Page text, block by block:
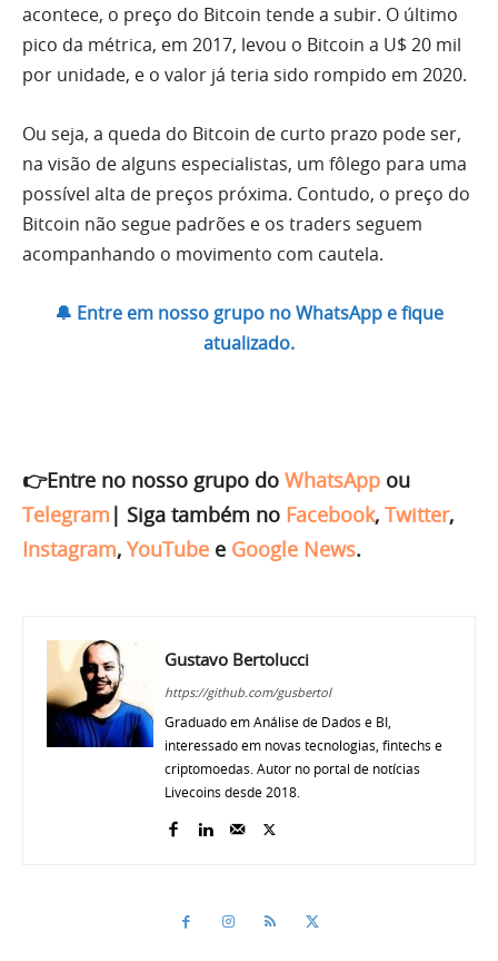
acontece, o preço do Bitcoin tende a subir. O último
pico da métrica, em 2017, levou o Bitcoin a U$ 20 mil
por unidade, e o valor já teria sido rompido em 2020.
Ou seja, a queda do Bitcoin de curto prazo pode ser,
na visão de alguns especialistas, um fôlego para uma
possível alta de preços próxima. Contudo, o preço do
Bitcoin não segue padrões e os traders seguem
acompanhando o movimento com cautela.
🔔 Entre em nosso grupo no WhatsApp e fique
atualizado.
👉Entre no nosso grupo do WhatsApp ou
Telegram | Siga também no Facebook, Twitter,
Instagram, YouTube e Google News.
Gustavo Bertolucci
https://github.com/gusbertol
Graduado em Análise de Dados e BI,
interessado em novas tecnologias, fintechs e
criptomoedas. Autor no portal de notícias
Livecoins desde 2018.